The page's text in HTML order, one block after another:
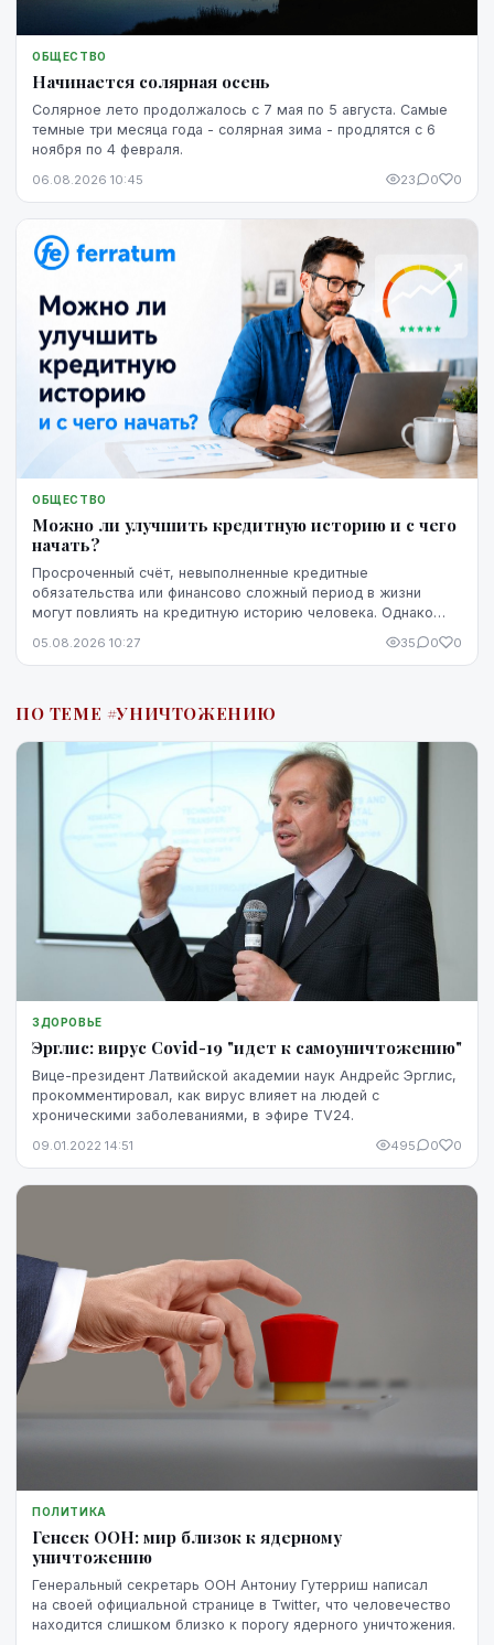
ОБЩЕСТВО
Начинается солярная осень
Солярное лето продолжалось с 7 мая по 5 августа. Самые
темные три месяца года - солярная зима - продлятся с 6
ноября по 4 февраля.
06.08.2026 10:45 23 0 0
ОБЩЕСТВО
Можно ли улучшить кредитную историю и с чего
начать?
Просроченный счёт, невыполненные кредитные
обязательства или финансово сложный период в жизни
могут повлиять на кредитную историю человека. Однако
невозможно изменить. Кредитную историю можно
действия.
05.08.2026 10:27 35 0 0
ПО ТЕМЕ #УНИЧТОЖЕНИЮ
ЗДОРОВЬЕ
Эрглис: вирус Covid-19 "идет к самоуничтожению"
Вице-президент Латвийской академии наук Андрейс Эрглис,
прокомментировал, как вирус влияет на людей с
хроническими заболеваниями, в эфире TV24.
09.01.2022 14:51 495 0 0
ПОЛИТИКА
Генсек ООН: мир близок к ядерному
уничтожению
Генеральный секретарь ООН Антониу Гутерриш написал
на своей официальной странице в Twitter, что человечество
находится слишком близко к порогу ядерного уничтожения.